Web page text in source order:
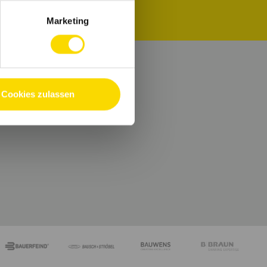
Marketing
Cookies zulassen